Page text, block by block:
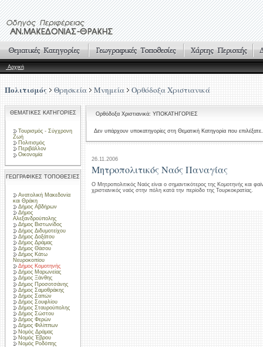
Αρχική
Πολιτισμός Θρησκεία Μνημεία Ορθόδοξα Χριστιανικά
ΘΕΜΑΤΙΚΕΣ ΚΑΤΗΓΟΡΙΕΣ
Τουρισμός - Σύγχρονη
Ζωή
Πολιτισμός
Περιβάλλον
Οικονομία
ΓΕΩΓΡΑΦΙΚΕΣ ΤΟΠΟΘΕΣΙΕΣ
Ανατολική Μακεδονία
και Θράκη
Δήμος Αβδήρων
Δήμος
Αλεξανδρούπολης
Δήμος Βιστωνίδος
Δήμος Διδυμοτείχου
Δήμος Δοξάτου
Δήμος Δράμας
Δήμος Θάσου
Δήμος Κάτω
Νευροκοπίου
Δήμος Κομοτηνής
Δήμος Μαρωνείας
Δήμος Ξάνθης
Δήμος Προσοτσάνης
Δήμος Σαμοθράκης
Δήμος Σαπών
Δήμος Σουφλίου
Δήμος Σταυρούπολης
Δήμος Σώστου
Δήμος Φερών
Δήμος Φιλίππων
Νομός Δράμας
Νομός Έβρου
Νομός Ροδόπης
Ορθόδοξα Χριστιανικά: ΥΠΟΚΑΤΗΓΟΡΙΕΣ
Δεν υπάρχουν υποκατηγορίες στη Θεματική Κατηγορία που επιλέξατε.
26.11.2006
Μητροπολιτικός Ναός Παναγίας
Ο Μητροπολιτικός Ναός είναι ο σημαντικότερος της Κομοτηνής και
χριστιανικός ναός στην πόλη κατά την περίοδο της Τουρκοκρατίας.